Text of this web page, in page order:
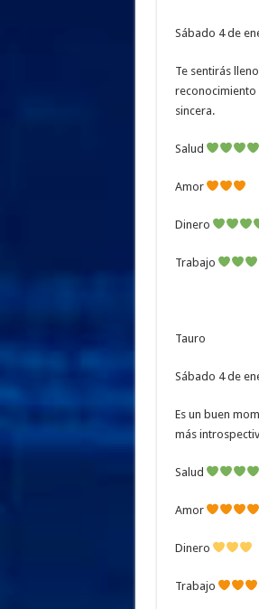
Sábado 4 de
Te sentirás
reconocimiento
sincera.
Salud
Amor
Dinero
Trabajo
Tauro
Sábado 4 de
Es un buen
más
Salud
Amor
Dinero
Trabajo